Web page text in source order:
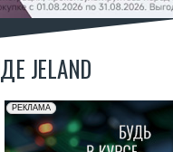
JELAND